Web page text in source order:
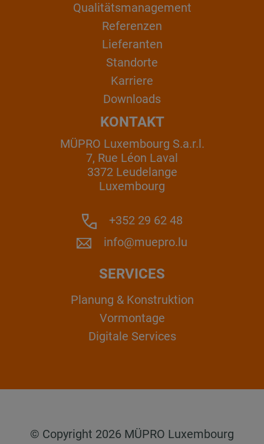
Qualitätsmanagement
Referenzen
Lieferanten
Standorte
Karriere
Downloads
KONTAKT
MÜPRO Luxembourg S.a.r.l.
7, Rue Léon Laval
3372 Leudelange
Luxembourg
+352 29 62 48
info@muepro.lu
SERVICES
Planung & Konstruktion
Vormontage
Digitale Services
© Copyright 2026 MÜPRO Luxembourg